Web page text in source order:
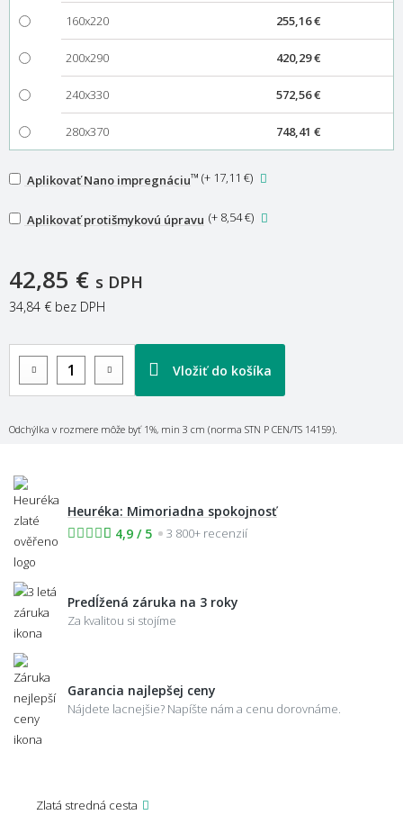
160x220 255,16 €
200x290 420,29 €
240x330 572,56 €
280x370 748,41 €
Aplikovať Nano impregnáciu™ (+ 17,11 €)
Aplikovať protišmykovú úpravu (+ 8,54 €)
42,85 € s DPH
34,84 € bez DPH
Vložiť do košíka
Odchýlka v rozmere môže byť 1%, min 3 cm (norma STN P CEN/TS 14159).
Heuréka: Mimoriadna spokojnosť
4,9 / 5
3 800+ recenzií
Predĺžená záruka na 3 roky
Za kvalitou si stojíme
Garancia najlepšej ceny
Nájdete lacnejšie? Napíšte nám a cenu dorovnáme.
Zlatá stredná cesta